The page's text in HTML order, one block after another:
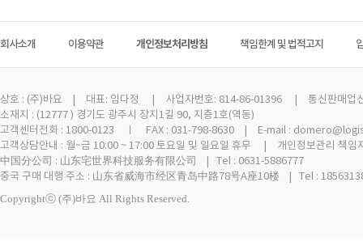
회사소개 이용약관 개인정보처리방침 책임한계 및 법적고지
상호 : (주)바요 | 대표: 임다정 | 사업자번호: 814-86-01396 | 통신판매업신
소재지 : (12777 ) 경기도 광주시 장지1길 90, 지층1호(역동)
고객센터전화 : 1800-0123 ㅣ FAX : 031-798-8630 | E-mail :
고객상담안내 : 월~금 10:00 ~ 17:00 토요일 및 일요일 휴무 | 개인정보관리 책임
中国分公司 : 山东宅世界科技服务有限公司 | Tel : 0631-5886777
중국 구매 대행 주소 : 山东省威海市经区青岛中路78号A座10楼 | Tel :
Copyrightⓒ (주)바요 All Rights Reserved.